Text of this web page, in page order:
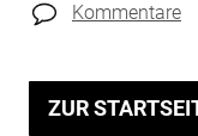
Kommentare
ZUR